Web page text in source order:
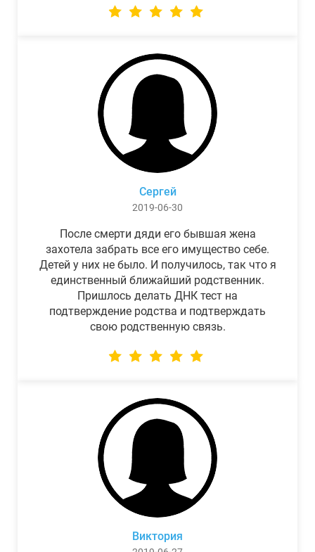
Сергей
2019-06-30
После смерти дяди его бывшая жена
захотела забрать все его имущество себе.
Детей у них не было. И получилось, так что я
единственный ближайший родственник.
Пришлось делать ДНК тест на
подтверждение родства и подтверждать
свою родственную связь.
Виктория